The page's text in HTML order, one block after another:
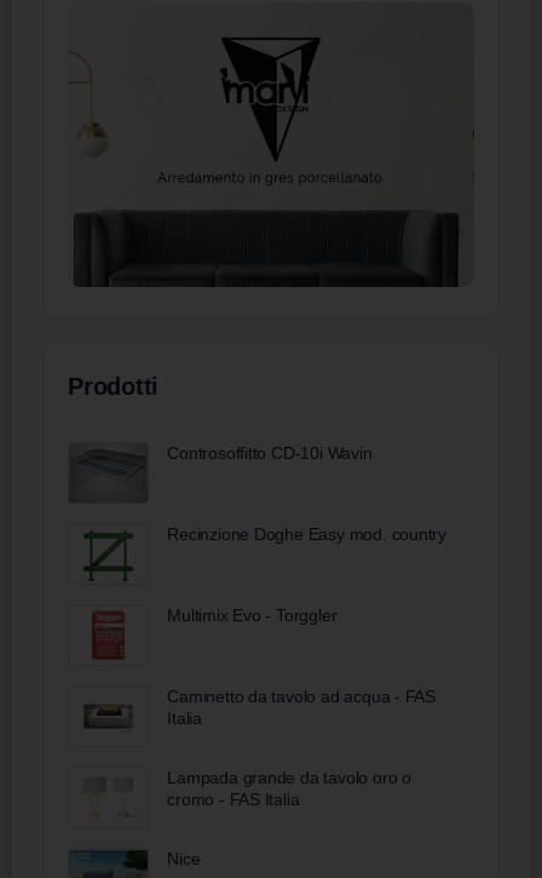
Prodotti
Controsoffitto CD-10i Wavin
Recinzione Doghe Easy mod. country
Multimix Evo - Torggler
Caminetto da tavolo ad acqua - FAS
Italia
Lampada grande da tavolo oro o
cromo - FAS Italia
Nice